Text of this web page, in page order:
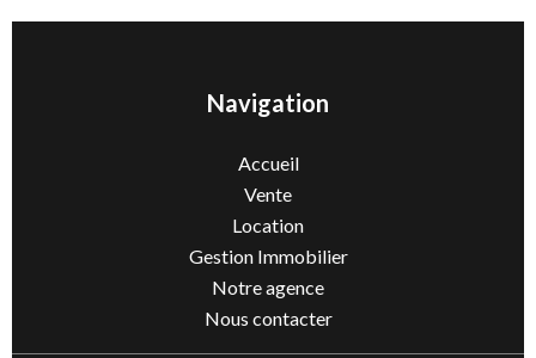
Navigation
Accueil
Vente
Location
Gestion Immobilier
Notre agence
Nous contacter